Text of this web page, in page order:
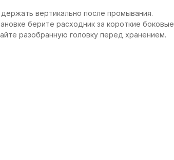
вертикально после промывания.
берите расходник за короткие боковые
разобранную головку перед хранением.